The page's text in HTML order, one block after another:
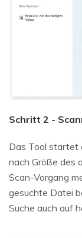
Schritt 2 -
Das Tool startet
nach Größe des
Scan-Vorgang
gesuchte Datei
Suche auch auf